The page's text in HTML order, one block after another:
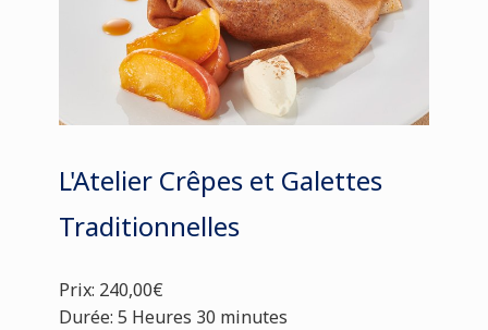
L'Atelier Crêpes et Galettes
Traditionnelles
Prix: 240,00€
Durée: 5 Heures 30 minutes